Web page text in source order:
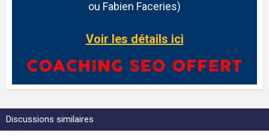
ou Fabien Faceries)
Voir les détails ici
Discussions similaires